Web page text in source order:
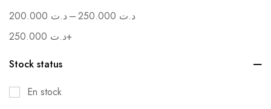
د.ت – د.ت
د.ت+
Stock status
En stock